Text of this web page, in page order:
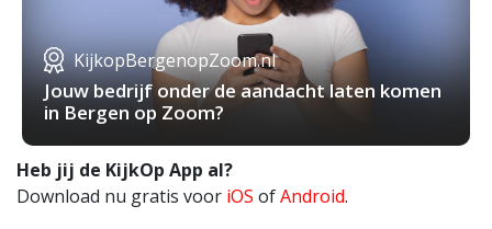
KijkopBergenopZoom.nl
Jouw bedrijf onder de aandacht laten komen
in Bergen op Zoom?
Heb jij de KijkOp App al?
Download nu gratis voor iOS ofAndroid.